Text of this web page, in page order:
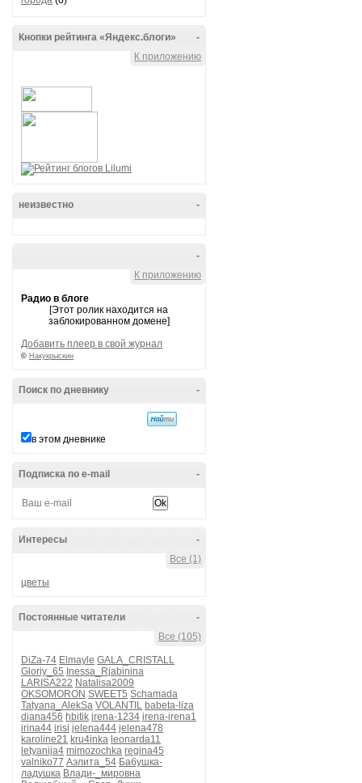
-
Кнопки рейтинга «Яндекс.блоги»
К приложению
-
неизвестно
-
К приложению
Радио в блоге
[Этот ролик находится на
заблокированном домене]
Добавить плеер в свой журнал
© Накукрыскин
-
Поиск по дневнику
в этом дневнике
-
Подписка по e-mail
-
Интересы
Все (1)
цветы
-
Постоянные читатели
Все (105)
DiZa-74 Elmayle GALA_CRISTALL
Gloriy_65 Inessa_Rjabinina
LARISA222 Natalisa2009
OKSOMORON SWEET5 Schamada
Tatyana_AlekSa VOLANTIL babeta-liza
diana456 hbitik irena-1234 irena-irena1
irina44 irisi jelena444 jelena478
karoline21 kru4inka leonarda11
letyanija4 mimozochka regina45
valniko77 Аэлита_54 Бабушка-
ладушка Влади-_мировна